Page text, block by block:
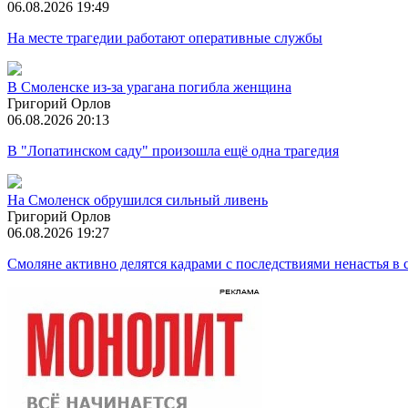
06.08.2026 19:49
На месте трагедии работают оперативные службы
В Смоленске из-за урагана погибла женщина
Григорий Орлов
06.08.2026 20:13
В "Лопатинском саду" произошла ещё одна трагедия
На Смоленск обрушился сильный ливень
Григорий Орлов
06.08.2026 19:27
Смоляне активно делятся кадрами с последствиями ненастья в